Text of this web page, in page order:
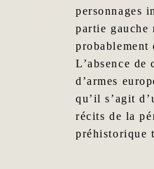
personnages
partie gauche
probablement
L’absence de
d’armes
qu’il s’agit
récits de la
préhistorique